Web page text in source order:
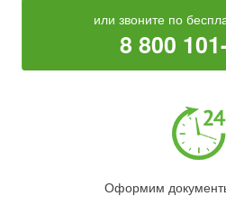
или звоните по
8 800
Оформим